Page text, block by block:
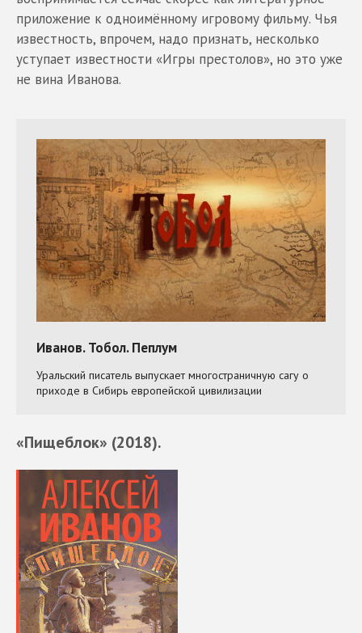
приложение к одноимённому игровому фильму. Чья
известность, впрочем, надо признать, несколько
уступает известности «Игры престолов», но это уже
не вина Иванова.
«Пищеблок» (2018).